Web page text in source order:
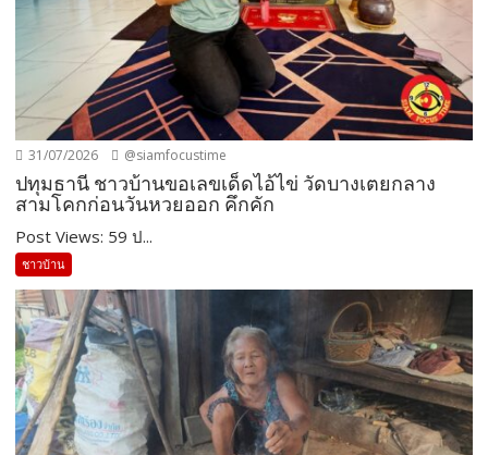
31/07/2026 @siamfocustime
ปทุมธานี ชาวบ้านขอเลขเด็ดไอ้ไข่ วัดบางเตยกลาง
สามโคกก่อนวันหวยออก คึกคัก
Post Views: 59 ป...
ชาวบ้าน